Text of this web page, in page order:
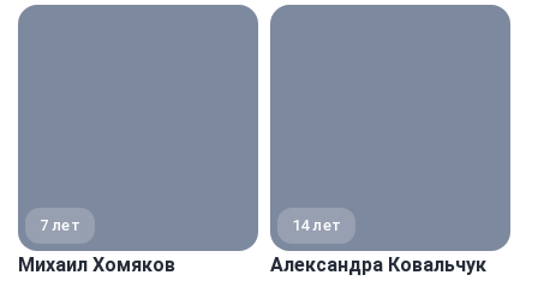
7 лет
Михаил Хомяков
14 лет
Александра Ковальчук